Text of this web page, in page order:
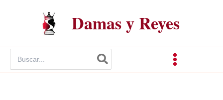
Damas y Reyes
por: